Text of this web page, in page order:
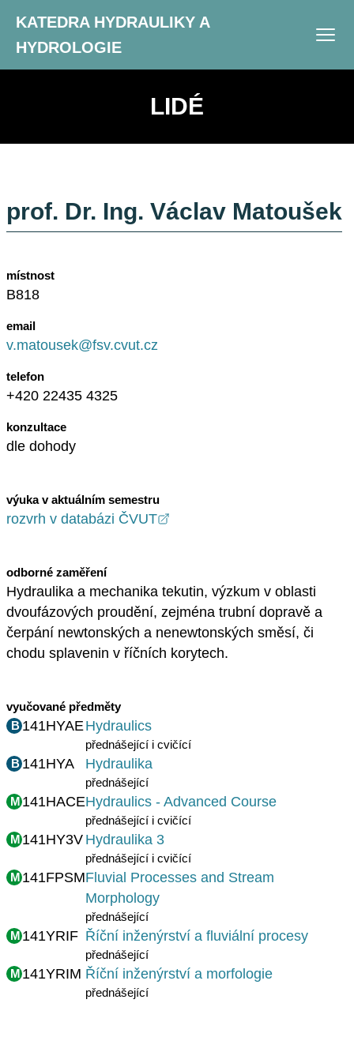
KATEDRA HYDRAULIKY A
HYDROLOGIE
LIDÉ
prof. Dr. Ing. Václav Matoušek
místnost
B818
email
v.matousek@fsv.cvut.cz
telefon
+420 22435 4325
konzultace
dle dohody
výuka v aktuálním semestru
rozvrh v databázi ČVUT
odborné zaměření
Hydraulika a mechanika tekutin, výzkum v oblasti
dvoufázových proudění, zejména trubní dopravě a
čerpání newtonských a nenewtonských směsí, či
chodu splavenin v říčních korytech.
vyučované předměty
B 141HYAEHydraulics
přednášející i cvičící
B 141HYA Hydraulika
přednášející
M 141HACEHydraulics - Advanced Course
přednášející i cvičící
M 141HY3V Hydraulika 3
přednášející i cvičící
M 141FPSMFluvial Processes and Stream
Morphology
přednášející
M 141YRIF Říční inženýrství a fluviální procesy
přednášející
M 141YRIM Říční inženýrství a morfologie
přednášející